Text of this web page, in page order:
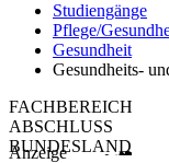
Studiengänge
Pflege/
Gesundheit
Gesundheits-
FACHBEREICH
ABSCHLUSS
BUNDESLAND
Anzeige